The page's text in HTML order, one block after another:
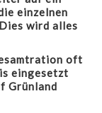
einzelnen
wird alles
oft
eingesetzt
Grünland